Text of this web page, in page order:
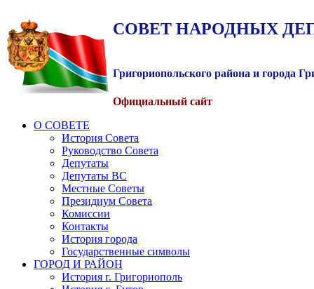
СОВЕТ НАРОДНЫХ
Григориопольского района и города
Официальный сайт
О СОВЕТЕ
История Совета
Руководство Совета
Депутаты
Депутаты ВС
Местные Советы
Президиум Совета
Комиссии
Контакты
История города
Государственные символы
ГОРОД И РАЙОН
История г. Григориополь